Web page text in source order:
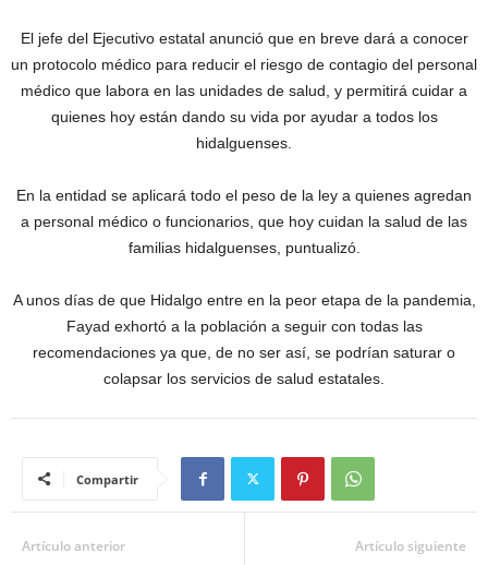
El jefe del Ejecutivo estatal anunció que en breve dará a conocer
un protocolo médico para reducir el riesgo de contagio del personal
médico que labora en las unidades de salud, y permitirá cuidar a
quienes hoy están dando su vida por ayudar a todos los
hidalguenses.
En la entidad se aplicará todo el peso de la ley a quienes agredan
a personal médico o funcionarios, que hoy cuidan la salud de las
familias hidalguenses, puntualizó.
A unos días de que Hidalgo entre en la peor etapa de la pandemia,
Fayad exhortó a la población a seguir con todas las
recomendaciones ya que, de no ser así, se podrían saturar o
colapsar los servicios de salud estatales.
Compartir
Artículo anterior Artículo siguiente